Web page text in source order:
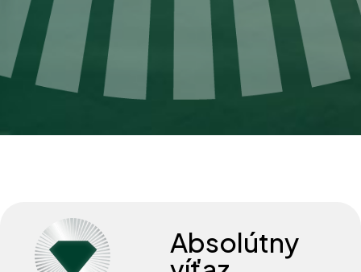
Absolútny